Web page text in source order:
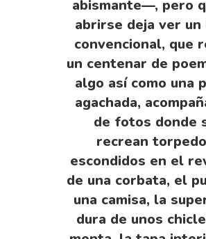
abismante—, pero
abrirse deja ver
convencional, que
un centenar de
algo así como una
agachada,
de fotos donde
recrean
escondidos en el
de una corbata, el
una camisa, la
dura de unos